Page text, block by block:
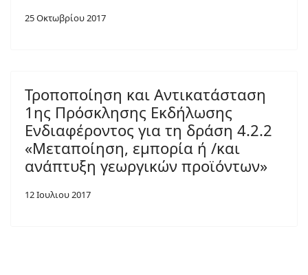
25 Οκτωβρίου 2017
Τροποποίηση και Αντικατάσταση
1ης Πρόσκλησης Εκδήλωσης
Ενδιαφέροντος για τη δράση 4.2.2
«Μεταποίηση, εμπορία ή /και
ανάπτυξη γεωργικών προϊόντων»
12 Ιουλιου 2017